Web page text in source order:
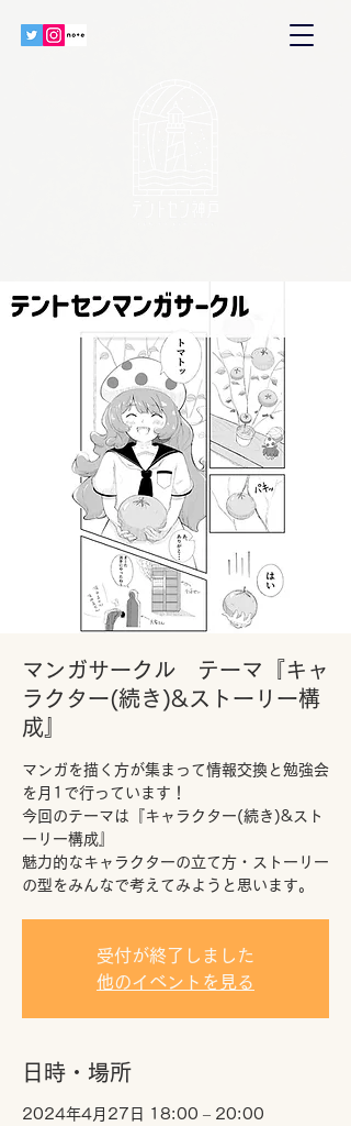
マンガサークル テーマ『キャ
ラクター(続き)&ストーリー構
成』
マンガを描く方が集まって情報交換と勉強会
を月1で行っています！
今回のテーマは『キャラクター(続き)&スト
ーリー構成』
魅力的なキャラクターの立て方・ストーリー
の型をみんなで考えてみようと思います。
受付が終了しました
他のイベントを見る
日時・場所
2024年4月27日 18:00 – 20:00